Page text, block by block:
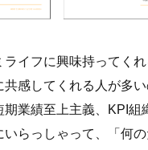
ライフに興味持ってく
共感してくれる人が多
業績至上主義、KPI組
らっしゃって、「何